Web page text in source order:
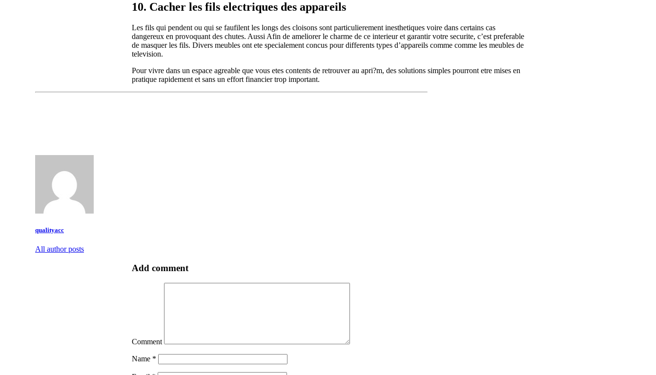
10. Cacher les fils electriques des appareils
Les fils qui pendent ou qui se faufilent les longs des cloisons sont particulierement inesthetiques voire dans certains cas
dangereux en provoquant des chutes. Aussi Afin de ameliorer le charme de ce interieur et garantir votre securite, c’est preferable
de masquer les fils. Divers meubles ont ete specialement concus pour differents types d’appareils comme comme les meubles de
television.
Pour vivre dans un espace agreable que vous etes contents de retrouver au apri?m, des solutions simples pourront etre mises en
pratique rapidement et sans un effort financier trop important.
qualityacc
All author posts
Add comment
Comment
Name *